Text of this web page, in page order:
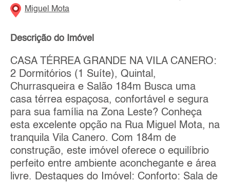
Miguel Mota
Descrição do Imóvel
CASA TÉRREA GRANDE NA VILA CANERO:
2 Dormitórios (1 Suíte), Quintal,
Churrasqueira e Salão 184m Busca uma
casa térrea espaçosa, confortável e segura
para sua família na Zona Leste? Conheça
esta excelente opção na Rua Miguel Mota, na
tranquila Vila Canero. Com 184m de
construção, este imóvel oferece o equilíbrio
perfeito entre ambiente aconchegante e área
livre. Destaques do Imóvel: Conforto: Sala de